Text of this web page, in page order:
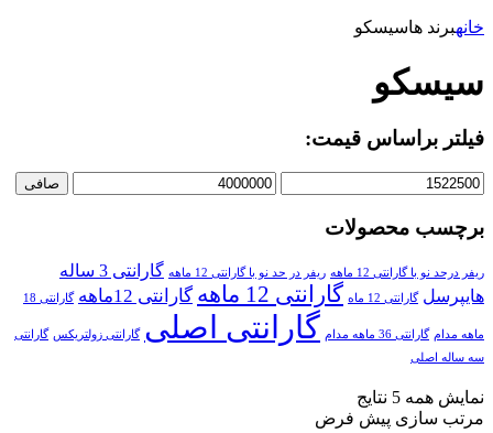
خانهبرند هاسیسکو
سیسکو
فیلتر براساس قیمت:
صافی
برچسب محصولات
ریفر درحد نو با گارانتی 12 ماهه ریفر در حد نو با گارانتی 12 ماهه
گارانتی 3 ساله
هایپرسل گارانتی 12 ماه گارانتی 12 ماهه گارانتی 12ماهه گارانتی 18
ماهه مدام گارانتی 36 ماهه مدام گارانتی اصلی گارانتی زولتریکس گارانتی
سه ساله اصلی
نمایش همه 5 نتایج
مرتب سازی پیش فرض